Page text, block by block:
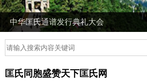
中华匡氏通谱发行典礼大会
匡氏同胞盛赞天下匡氏网